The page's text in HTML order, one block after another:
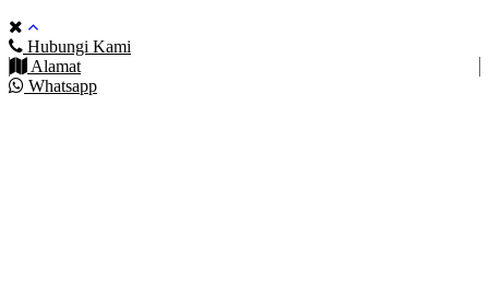
Hubungi Kami
Alamat
Whatsapp